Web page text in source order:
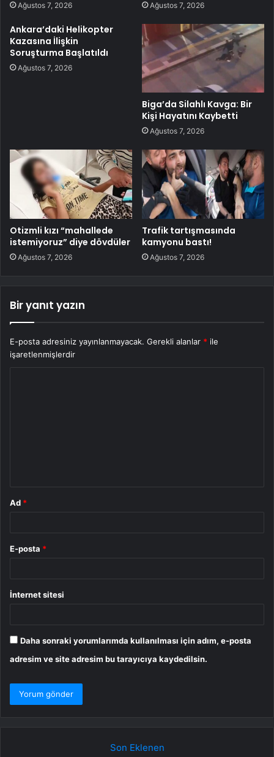
Ağustos 7, 2026 Ağustos 7, 2026
Ankara’daki Helikopter
Kazasına İlişkin
Soruşturma Başlatıldı
Ağustos 7, 2026
Biga’da Silahlı Kavga: Bir
Kişi Hayatını Kaybetti
Ağustos 7, 2026
Otizmli kızı “mahallede
istemiyoruz” diye dövdüler
Ağustos 7, 2026
Trafik tartışmasında
kamyonu bastı!
Ağustos 7, 2026
Bir yanıt yazın
E-posta adresiniz yayınlanmayacak. Gerekli alanlar * ile
işaretlenmişlerdir
Ad *
E-posta *
İnternet sitesi
Daha sonraki yorumlarımda kullanılması için adım, e-posta
adresim ve site adresim bu tarayıcıya kaydedilsin.
Son Eklenen